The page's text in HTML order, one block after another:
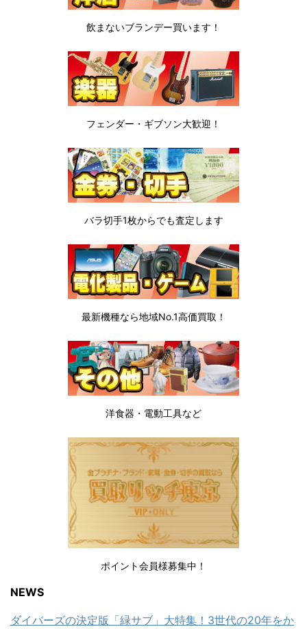
飲まないブランデー買います！
フェンダー・ギブソン大歓迎！
バラ切手1枚からでも査定します
最新機種なら地域No.1高価買取！
洋食器・電動工具など
ポイント会員様募集中！
NEWS
ダイバーズの決定版「緑サブ」大特集！3世代の20年をか